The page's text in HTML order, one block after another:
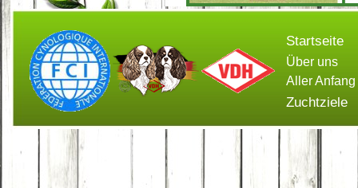
Startseite
Über uns
Aller Anfang
Zuchtziele